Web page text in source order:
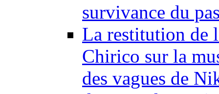
survivance du
La restitution de
Chirico sur la
des vagues de